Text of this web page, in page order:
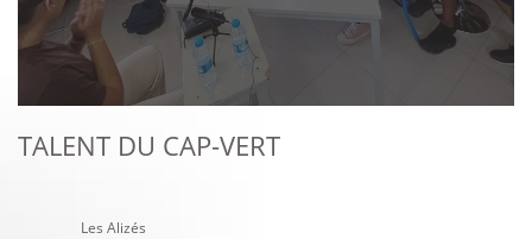
TALENT DU CAP-VERT
Les Alizés